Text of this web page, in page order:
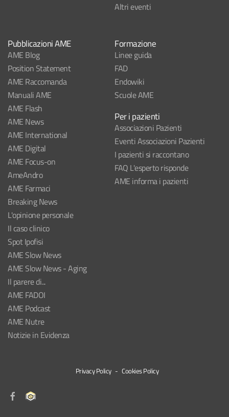
Altri eventi
Pubblicazioni AME
AME Blog
Position Statement
AME Raccomanda
Manuali AME
AME Flash
AME News
AME International
AME Digital
AME Focus-on
AmeAndro
AME Farmaci
Breaking News
L'opinione personale
Il caso clinico
Spot Ipofisi
AME Slow News
AME Slow News - Aging
Il parere di...
AME FADOI
AME Podcast
AME Nutre
Notizie in Evidenza
Formazione
Linee guida
FAD
Endowiki
Scuole AME
Per i pazienti
Associazioni Pazienti
Eventi Associazioni Pazienti
I pazienti si raccontano
FAQ L'esperto risponde
AME informa i pazienti
Privacy Policy-Cookies Policy